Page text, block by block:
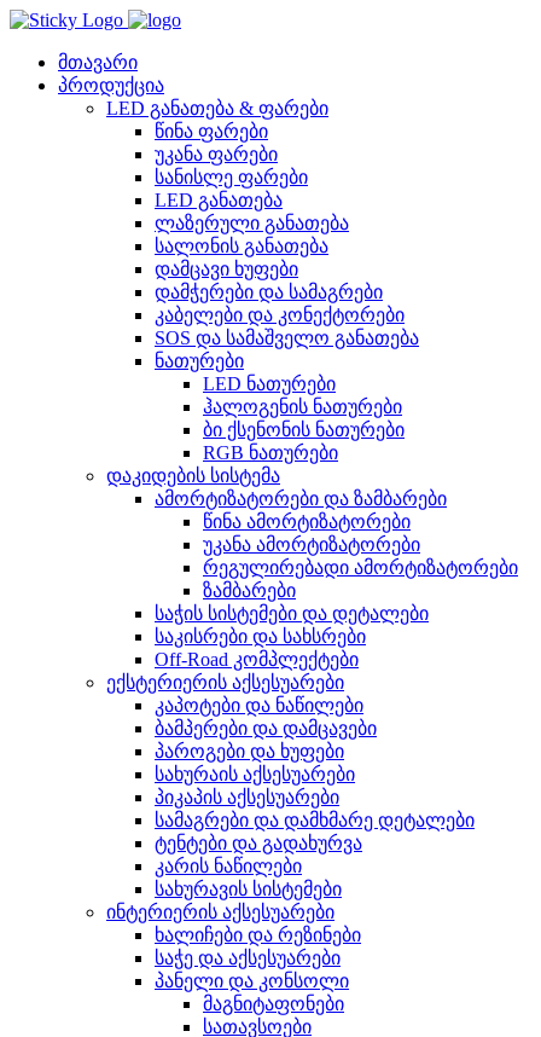
Skip
contentმთავარი
პროდუქცია
LED განათება & ფარები
წინა ფარები
უკანა ფარები
სანისლე ფარები
LED განათება
ლაზერული განათება
სალონის განათება
დამცავი ხუფები
დამჭერები და სამაგრები
კაბელები და კონექტორები
SOS და სამაშველო განათება
ნათურები
LED ნათურები
ჰალოგენის ნათურები
ბი ქსენონის ნათურები
RGB ნათურები
დაკიდების სისტემა
ამორტიზატორები და ზამბარები
წინა ამორტიზატორები
უკანა ამორტიზატორები
რეგულირებადი ამორტიზატორები
ზამბარები
საჭის სისტემები და დეტალები
საკისრები და სახსრები
Off-Road კომპლექტები
ექსტერიერის აქსესუარები
კაპოტები და ნაწილები
ბამპერები და დამცავები
პაროგები და ხუფები
სახურაის აქსესუარები
პიკაპის აქსესუარები
სამაგრები და დამხმარე დეტალები
ტენტები და გადახურვა
კარის ნაწილები
სახურავის სისტემები
ინტერიერის აქსესუარები
ხალიჩები და რეზინები
საჭე და აქსესუარები
პანელი და კონსოლი
მაგნიტაფონები
სათავსოები